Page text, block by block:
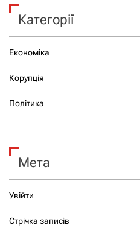
Категорії
Економіка
Корупція
Політика
Мета
Увійти
Стрічка записів